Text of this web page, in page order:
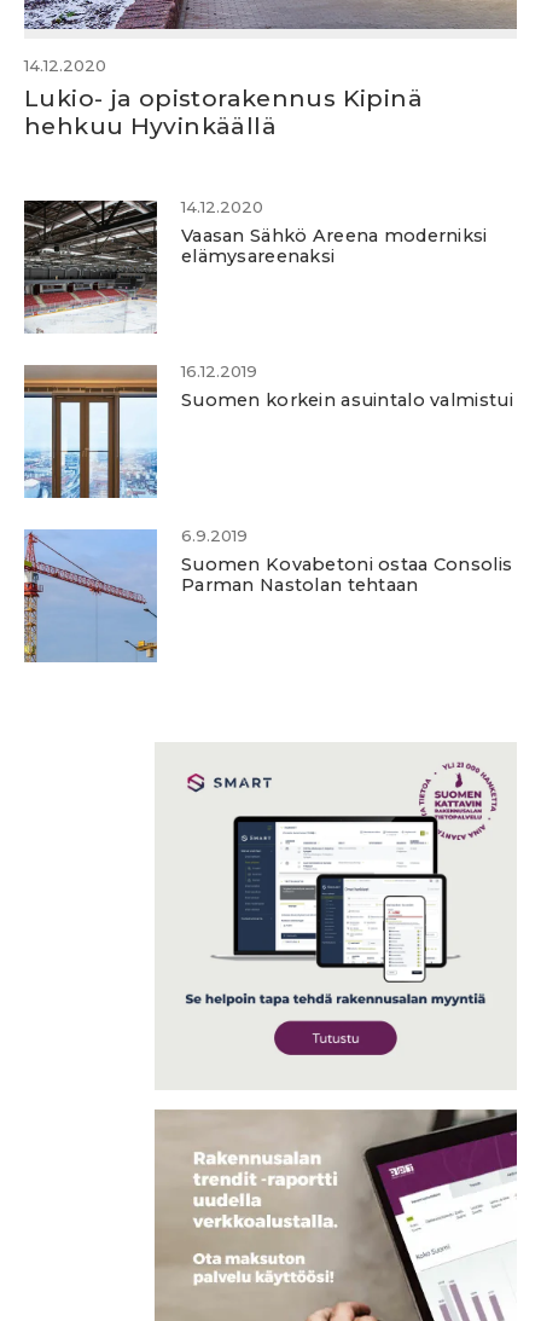
14.12.2020
Lukio- ja opistorakennus Kipinä
hehkuu Hyvinkäällä
14.12.2020
Vaasan Sähkö Areena moderniksi
elämysareenaksi
16.12.2019
Suomen korkein asuintalo valmistui
6.9.2019
Suomen Kovabetoni ostaa Consolis
Parman Nastolan tehtaan